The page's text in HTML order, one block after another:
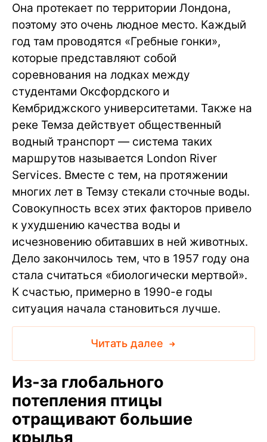
Она протекает по территории Лондона,
поэтому это очень людное место. Каждый
год там проводятся «Гребные гонки»,
которые представляют собой
соревнования на лодках между
студентами Оксфордского и
Кембриджского университетами. Также на
реке Темза действует общественный
водный транспорт — система таких
маршрутов называется London River
Services. Вместе с тем, на протяжении
многих лет в Темзу стекали сточные воды.
Совокупность всех этих факторов привело
к ухудшению качества воды и
исчезновению обитавших в ней животных.
Дело закончилось тем, что в 1957 году она
стала считаться «биологически мертвой».
К счастью, примерно в 1990-е годы
ситуация начала становиться лучше.
Читать далее
Из-за глобального
потепления птицы
отращивают большие
крылья